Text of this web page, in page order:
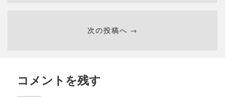
次の投稿へ →
コメントを残す